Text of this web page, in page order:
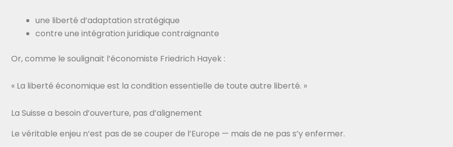
une liberté d’adaptation stratégique
contre une intégration juridique contraignante
Or, comme le soulignait l’économiste Friedrich Hayek :
« La liberté économique est la condition essentielle de toute autre liberté. »
La Suisse a besoin d’ouverture, pas d’alignement
Le véritable enjeu n’est pas de se couper de l’Europe — mais de ne pas s’y enfermer.